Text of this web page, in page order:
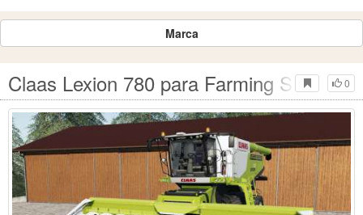
Marca
0
Claas Lexion 780 para Farming